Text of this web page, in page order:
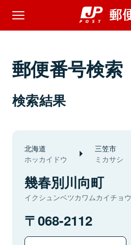
郵便番号検索
検索結果
北海道
ホッカイドウ
三笠市
ミカサシ
幾春別川向町
イクシュンベツカワムカイチョウ
068-2112